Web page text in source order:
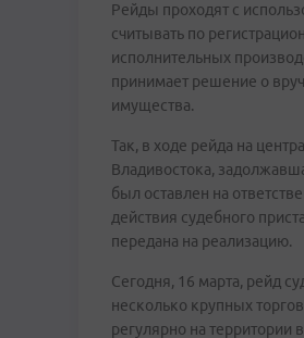
Рейды проходят с
считывать по
исполнительных
принимает решение о
имущества.
Так, в ходе рейда на
Владивостока,
был оставлен на
действия судебного
передана на реализацию.
Сегодня, 16 марта, рейд
несколько крупных
регулярно на территории